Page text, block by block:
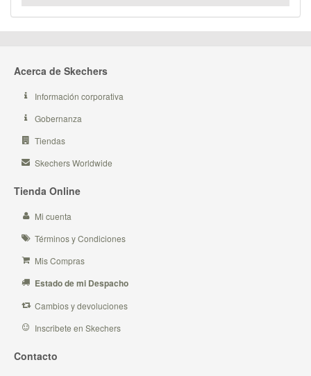
Acerca de Skechers
Información corporativa
Gobernanza
Tiendas
Skechers Worldwide
Tienda Online
Mi cuenta
Términos y Condiciones
Mis Compras
Estado de mi Despacho
Cambios y devoluciones
Inscribete en Skechers
Contacto